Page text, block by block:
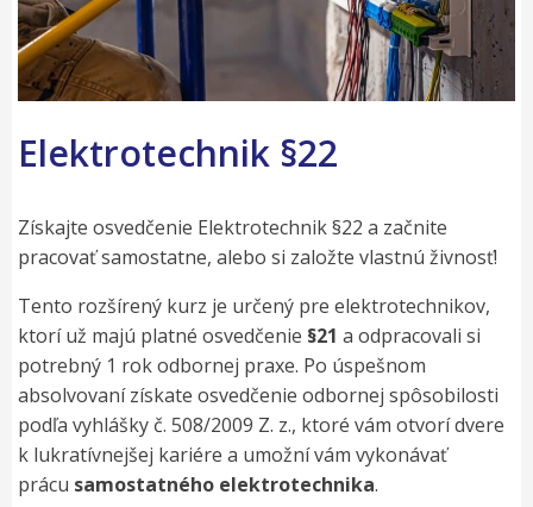
Elektrotechnik §22
Získajte osvedčenie Elektrotechnik §22 a začnite
pracovať samostatne, alebo si založte vlastnú živnosť!
Tento rozšírený kurz je určený pre elektrotechnikov,
ktorí už majú platné osvedčenie §21 a odpracovali si
potrebný 1 rok odbornej praxe. Po úspešnom
absolvovaní získate osvedčenie odbornej spôsobilosti
podľa vyhlášky č. 508/2009 Z. z., ktoré vám otvorí dvere
k lukratívnejšej kariére a umožní vám vykonávať
prácu samostatného elektrotechnika.